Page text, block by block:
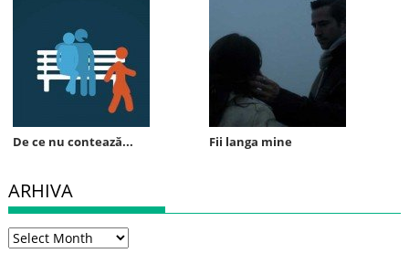
De ce nu contează... Fii langa mine
ARHIVA
Arhiva